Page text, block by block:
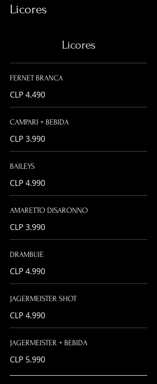
Licores
Licores
FERNET BRANCA
CLP 4.490
CAMPARI + BEBIDA
CLP 3.990
BAILEYS
CLP 4.990
AMARETTO DISARONNO
CLP 3.990
DRAMBUIE
CLP 4.990
JAGERMEISTER SHOT
CLP 4.990
JAGERMEISTER + BEBIDA
CLP 5.990